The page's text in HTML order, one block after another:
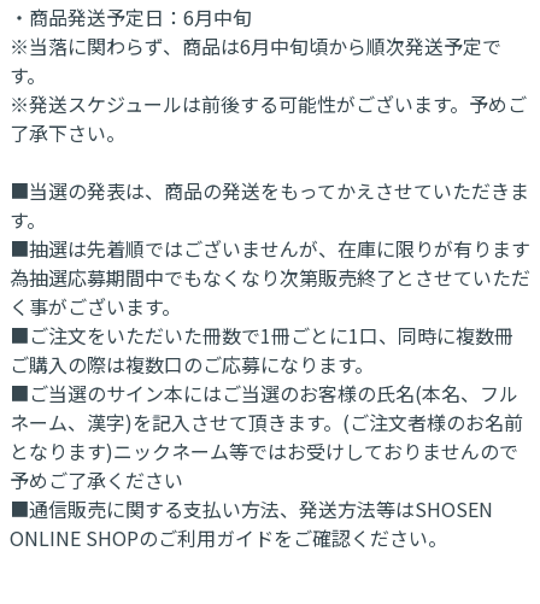
・商品発送予定日：6月中旬
※当落に関わらず、商品は6月中旬頃から順次発送予定で
す。
※発送スケジュールは前後する可能性がございます。予めご
了承下さい。
■当選の発表は、商品の発送をもってかえさせていただきま
す。
■抽選は先着順ではございませんが、在庫に限りが有ります
為抽選応募期間中でもなくなり次第販売終了とさせていただ
く事がございます。
■ご注文をいただいた冊数で1冊ごとに1口、同時に複数冊
ご購入の際は複数口のご応募になります。
■ご当選のサイン本にはご当選のお客様の氏名(本名、フル
ネーム、漢字)を記入させて頂きます。(ご注文者様のお名前
となります)ニックネーム等ではお受けしておりませんので
予めご了承ください
■通信販売に関する支払い方法、発送方法等はSHOSEN
ONLINE SHOPのご利用ガイドをご確認ください。